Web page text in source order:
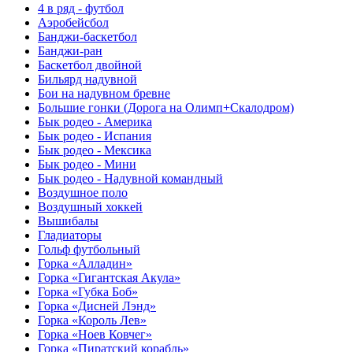
4 в ряд - футбол
Аэробейсбол
Банджи-баскетбол
Банджи-ран
Баскетбол двойной
Бильярд надувной
Бои на надувном бревне
Большие гонки (Дорога на Олимп+Скалодром)
Бык родео - Америка
Бык родео - Испания
Бык родео - Мексика
Бык родео - Мини
Бык родео - Надувной командный
Воздушное поло
Воздушный хоккей
Вышибалы
Гладиаторы
Гольф футбольный
Горка «Алладин»
Горка «Гигантская Акула»
Горка «Губка Боб»
Горка «Дисней Лэнд»
Горка «Король Лев»
Горка «Ноев Ковчег»
Горка «Пиратский корабль»